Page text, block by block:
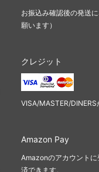
お振込み確認後の発送
願います）
クレジット
VISA/MASTER/DINERS
Amazon Pay
Amazonのアカウント
済できます。